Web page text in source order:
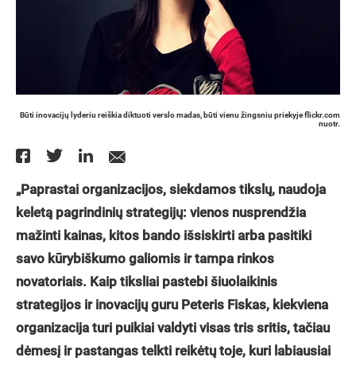
Būti inovacijų lyderiu reiškia diktuoti verslo madas, būti vienu žingsniu priekyje flickr.com
nuotr.
„Paprastai organizacijos, siekdamos tikslų, naudoja
keletą pagrindinių strategijų: vienos nusprendžia
mažinti kainas, kitos bando išsiskirti arba pasitiki
savo kūrybiškumo galiomis ir tampa rinkos
novatoriais. Kaip tiksliai pastebi šiuolaikinis
strategijos ir inovacijų guru Peteris Fiskas, kiekviena
organizacija turi puikiai valdyti visas tris sritis, tačiau
dėmesį ir pastangas telkti reikėtų toje, kuri labiausiai